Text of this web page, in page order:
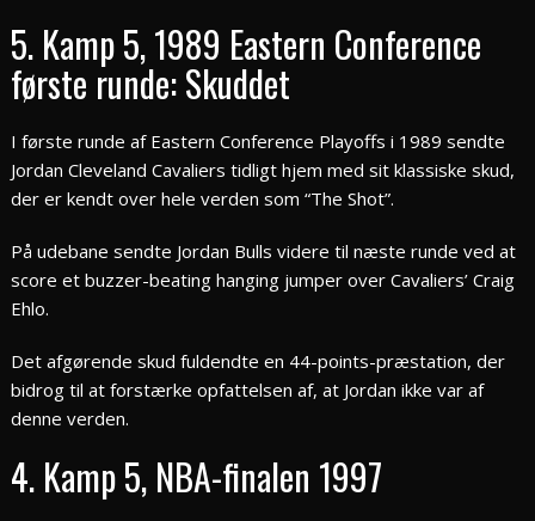
5. Kamp 5, 1989 Eastern Conference
første runde: Skuddet
I første runde af Eastern Conference Playoffs i 1989 sendte
Jordan Cleveland Cavaliers tidligt hjem med sit klassiske skud,
der er kendt over hele verden som “The Shot”.
På udebane sendte Jordan Bulls videre til næste runde ved at
score et buzzer-beating hanging jumper over Cavaliers’ Craig
Ehlo.
Det afgørende skud fuldendte en 44-points-præstation, der
bidrog til at forstærke opfattelsen af, at Jordan ikke var af
denne verden.
4. Kamp 5, NBA-finalen 1997